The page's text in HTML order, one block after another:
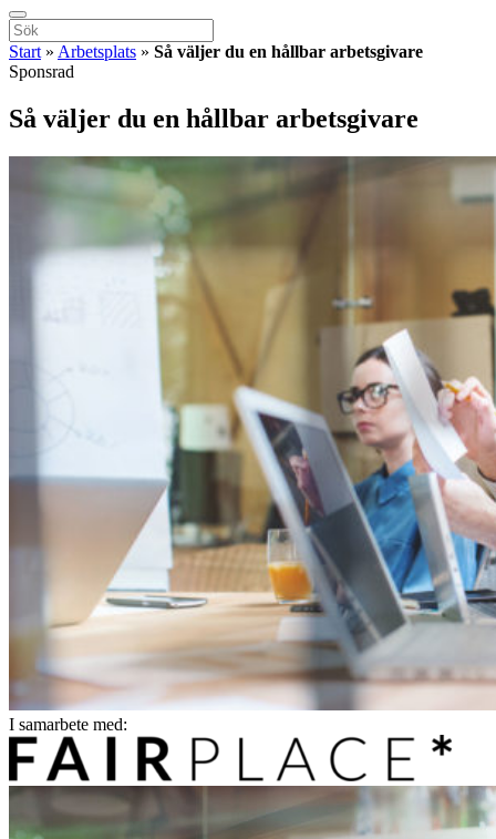
Start » Arbetsplats » Så väljer du en hållbar arbetsgivare
Sponsrad
Så väljer du en hållbar arbetsgivare
I samarbete med: